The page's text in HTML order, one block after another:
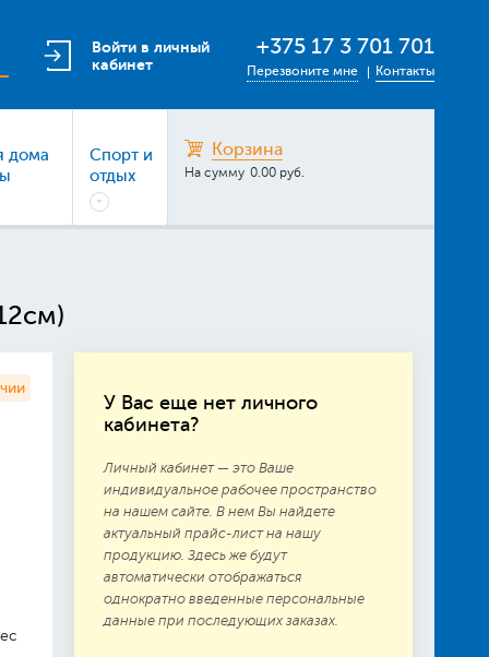
Войти в личный
кабинет
+375 17 3 701 701
Перезвоните мне Контакты
дома
Спорт и
отдых
Корзина
На сумму 0.00 руб.
У Вас еще нет личного
кабинета?
Личный кабинет — это Ваше
индивидуальное рабочее пространство
на нашем сайте. В нем Вы найдете
актуальный прайс-лист на нашу
продукцию. Здесь же будут
автоматически отображаться
однократно введенные персональные
данные при последующих заказах.